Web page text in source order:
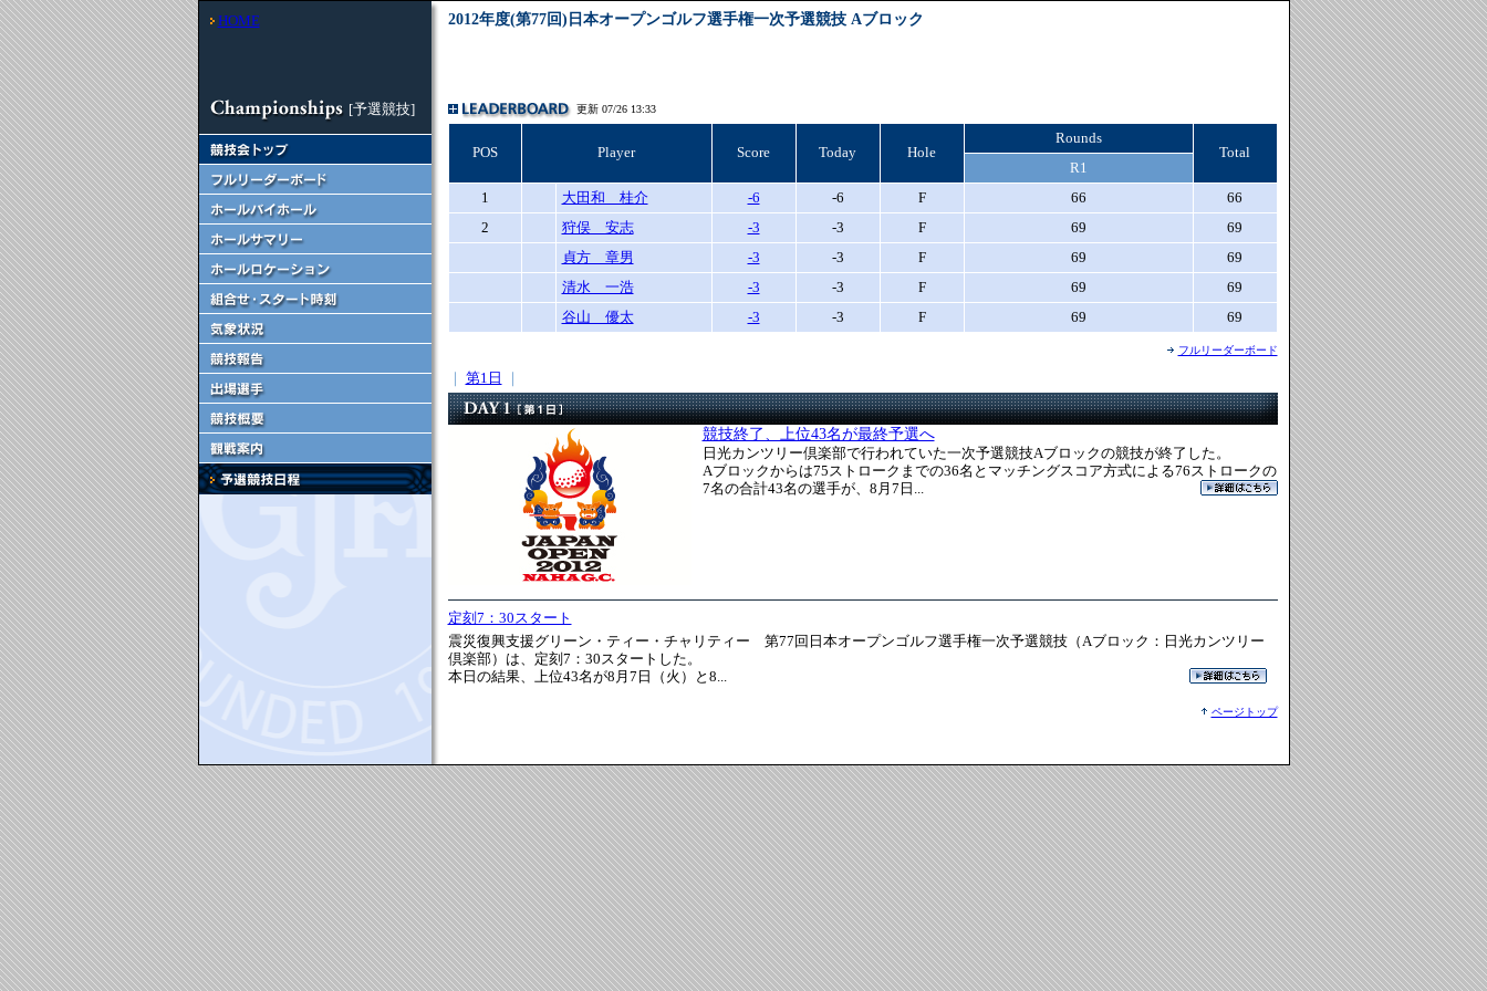
HOME
[予選競技]
2012年度(第77回)日本オープンゴルフ選手権一次予選競技 Aブロック
更新 07/26 13:33
POS Player Score Today Hole
Rounds
Total
R1
1
大田和 桂介 -6 -6 F 66
66
2
狩俣 安志 -3 -3 F 69
69
貞方 章男
-3 -3 F 69
69
清水 一浩
-3 -3 F 69
69
谷山 優太
-3 -3 F 69 69
フルリーダーボード
｜ 第1日 ｜
競技終了、上位43名が最終予選へ
日光カンツリー倶楽部で行われていた一次予選競技Aブロックの競技が終了した。
Aブロックからは75ストロークまでの36名とマッチングスコア方式による76ストロークの
7名の合計43名の選手が、8月7日...
定刻7：30スタート
震災復興支援グリーン・ティー・チャリティー 第77回日本オープンゴルフ選手権一次予選競技（Aブロック：日光カンツリー
倶楽部）は、定刻7：30スタートした。
本日の結果、上位43名が8月7日（火）と8...
ページトップ